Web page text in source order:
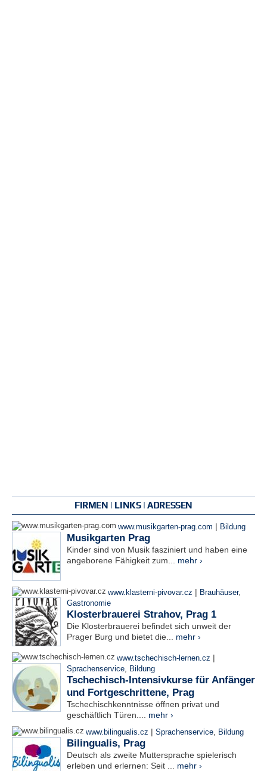
FIRMEN | LINKS | ADRESSEN
www.musikgarten-prag.com | Bildung
Musikgarten Prag
Kinder sind von Musik fasziniert und haben eine
angeborene Fähigkeit zum... mehr ›
www.klasterni-pivovar.cz | Brauhäuser,
Gastronomie
Klosterbrauerei Strahov, Prag 1
Die Klosterbrauerei befindet sich unweit der
Prager Burg und bietet die... mehr ›
www.tschechisch-lernen.cz |
Sprachenservice, Bildung
Tschechisch-Intensivkurse für Anfänger
und Fortgeschrittene, Prag
Tschechischkenntnisse öffnen privat und
geschäftlich Türen.... mehr ›
www.bilingualis.cz | Sprachenservice, Bildung
Bilingualis, Prag
Deutsch als zweite Muttersprache spielerisch
erleben und erlernen: Seit ... mehr ›